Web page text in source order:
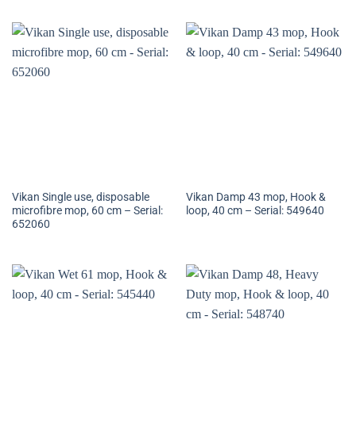
Vikan Single use, disposable
microfibre mop, 60 cm – Serial:
652060
Vikan Damp 43 mop, Hook &
loop, 40 cm – Serial: 549640